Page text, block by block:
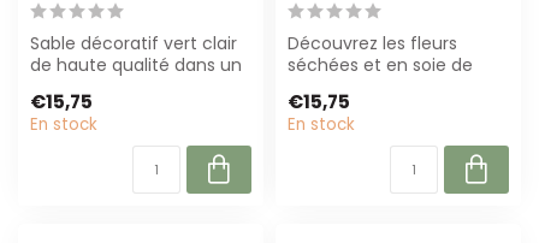
Sable décoratif vert clair
de haute qualité dans un
Parf...
€15,75
En stock
Découvrez les fleurs
séchées et en soie de
Flowers BV. Parf...
€15,75
En stock